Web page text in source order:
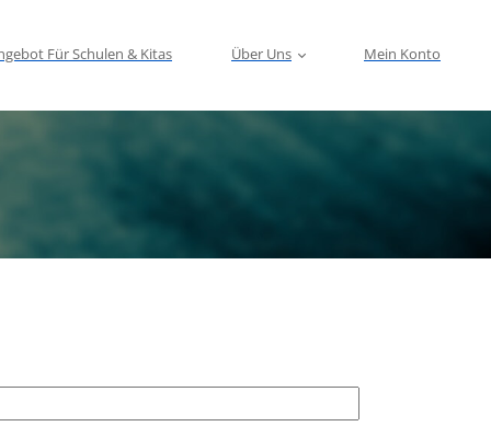
Für Schulen & Kitas Über Uns Mein Konto